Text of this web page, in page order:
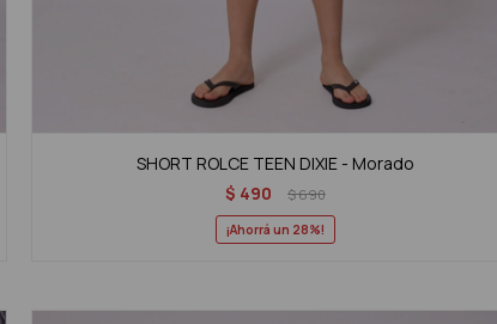
SHORT ROLCE TEEN DIXIE - Morado
$ 490 $690
28